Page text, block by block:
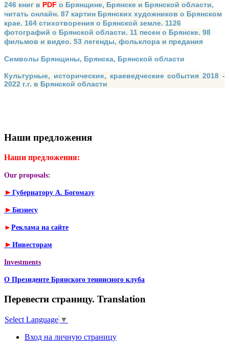
246 книг в PDF о Брянщине, Брянске и Брянской области,
читать онлайн. 87 картин Брянских художников о Брянском
крае. 164 стихотворения о Брянской земле. 1126
фотографий о Брянской области. 11 песен о Брянске. 98
фильмов и видео. 53 легенды, фольклора и предания
Символы Брянщины, Брянска, Брянской области
Культурные, исторические, краеведческие события 2018 -
2022 г.г. в Брянской области
Наши предложения
Наши предложения:
Our proposals:
► Губернатору А. Богомазу
► Бизнесу
► Реклама на сайте
► Инвесторам
Investments
О Президенте Брянского теннисного клуба
Перевести страницу. Translation
Select Language ▼
Вход на личную страницу